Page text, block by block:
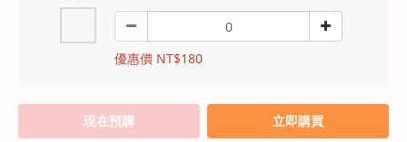
優惠價 NT$180
現在預購 立即購買